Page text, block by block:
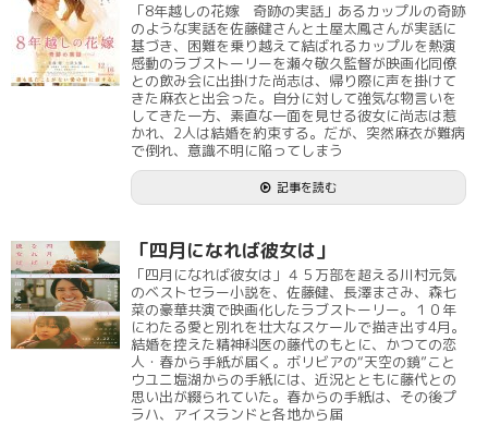
「8年越しの花嫁 奇跡の実話」あるカップルの奇跡
のような実話を佐藤健さんと土屋太鳳さんが実話に
基づき、困難を乗り越えて結ばれるカップルを熱演
感動のラブストーリーを瀬々敬久監督が映画化同僚
との飲み会に出掛けた尚志は、帰り際に声を掛けて
きた麻衣と出会った。自分に対して強気な物言いを
してきた一方、素直な一面を見せる彼女に尚志は惹
かれ、2人は結婚を約束する。だが、突然麻衣が難病
で倒れ、意識不明に陥ってしまう
記事を読む
「四月になれば彼女は」
「四月になれば彼女は」４５万部を超える川村元気
のベストセラー小説を、佐藤健、長澤まさみ、森七
菜の豪華共演で映画化したラブストーリー。１０年
にわたる愛と別れを壮大なスケールで描き出す4月。
結婚を控えた精神科医の藤代のもとに、かつての恋
人・春から手紙が届く。ボリビアの“天空の鏡”こと
ウユニ塩湖からの手紙には、近況とともに藤代との
思い出が綴られていた。春からの手紙は、その後プ
ラハ、アイスランドと各地から届